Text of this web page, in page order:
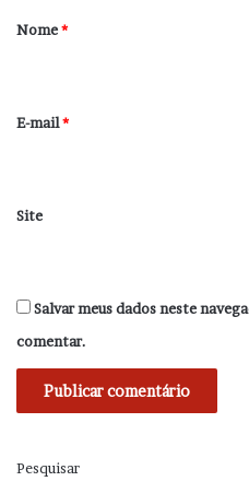
r
*
Nome*
E-mail*
Site
Salvar meus dados neste
comentar.
Pesquisar